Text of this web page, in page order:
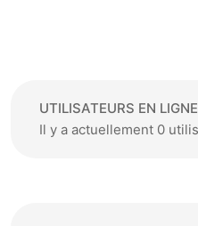
UTILISATEURS EN LIGNE
Il y a actuellement 0